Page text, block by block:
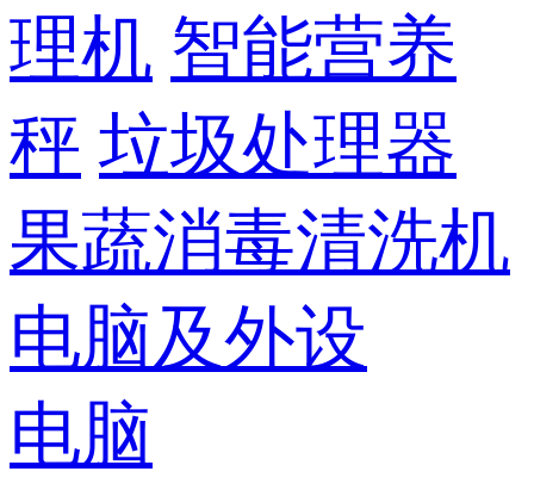
理机 智能营养
秤 垃圾处理器
果蔬消毒清洗机
电脑及外设
电脑